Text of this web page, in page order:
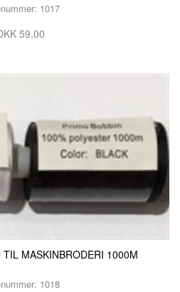
1017
59,00
MASKINBRODERI 1000M
1018